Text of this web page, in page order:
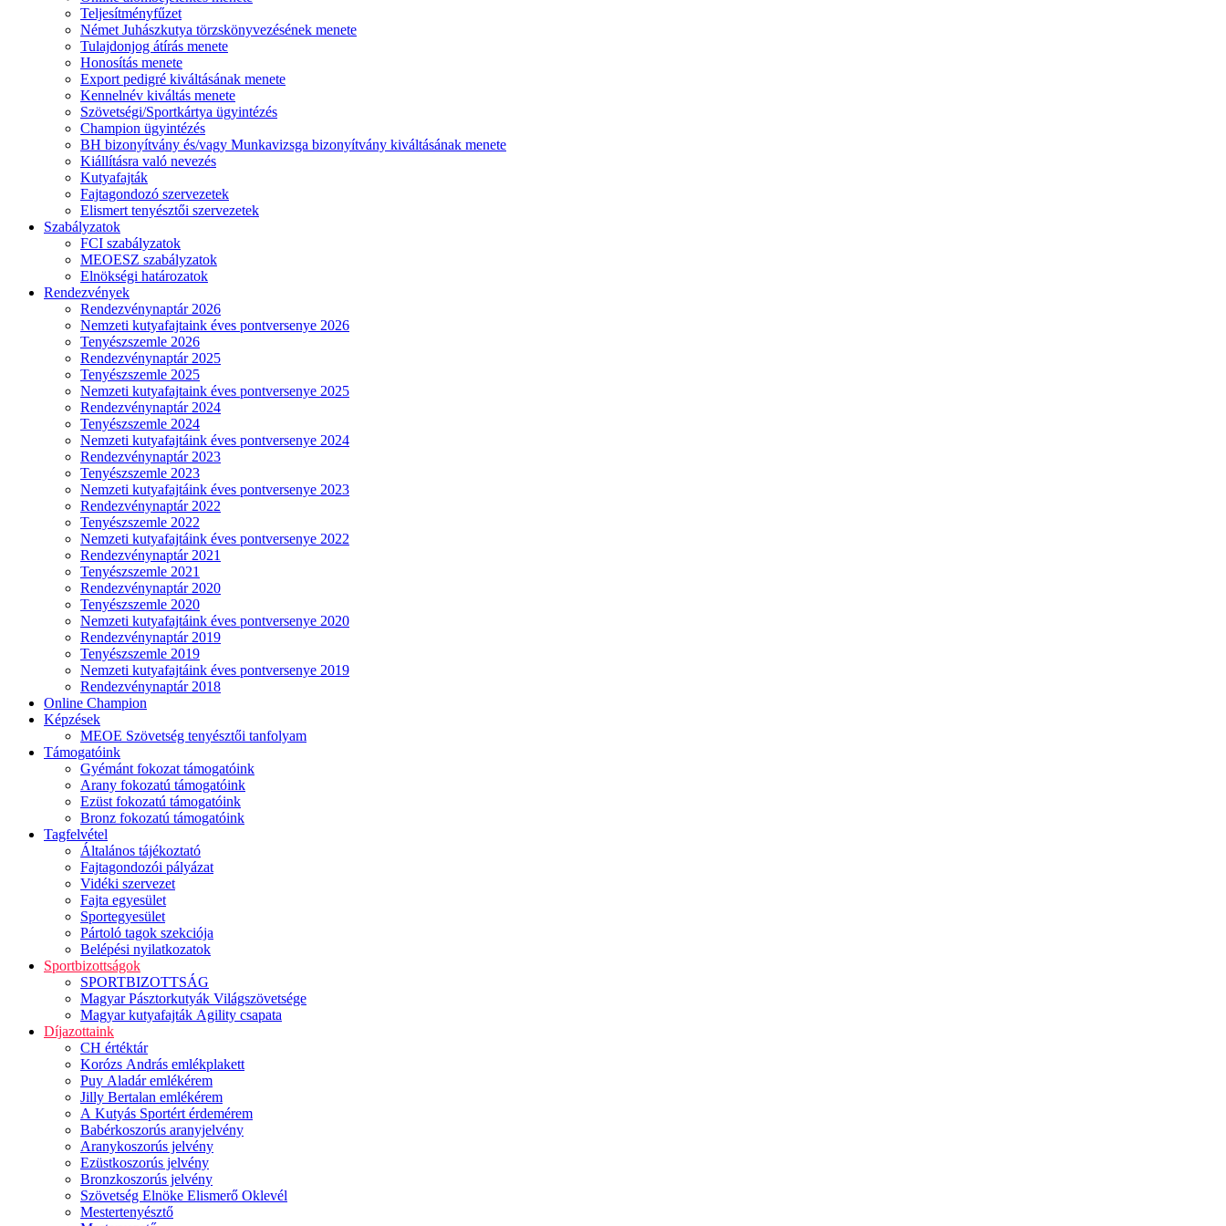
Teljesítményfűzet
Német Juhászkutya törzskönyvezésének menete
Tulajdonjog átírás menete
Honosítás menete
Export pedigré kiváltásának menete
Kennelnév kiváltás menete
Szövetségi/Sportkártya ügyintézés
Champion ügyintézés
BH bizonyítvány és/vagy Munkavizsga bizonyítvány kiváltásának menete
Kiállításra való nevezés
Kutyafajták
Fajtagondozó szervezetek
Elismert tenyésztői szervezetek
Szabályzatok
FCI szabályzatok
MEOESZ szabályzatok
Elnökségi határozatok
Rendezvények
Rendezvénynaptár 2026
Nemzeti kutyafajtaink éves pontversenye 2026
Tenyészszemle 2026
Rendezvénynaptár 2025
Tenyészszemle 2025
Nemzeti kutyafajtaink éves pontversenye 2025
Rendezvénynaptár 2024
Tenyészszemle 2024
Nemzeti kutyafajtáink éves pontversenye 2024
Rendezvénynaptár 2023
Tenyészszemle 2023
Nemzeti kutyafajtáink éves pontversenye 2023
Rendezvénynaptár 2022
Tenyészszemle 2022
Nemzeti kutyafajtáink éves pontversenye 2022
Rendezvénynaptár 2021
Tenyészszemle 2021
Rendezvénynaptár 2020
Tenyészszemle 2020
Nemzeti kutyafajtáink éves pontversenye 2020
Rendezvénynaptár 2019
Tenyészszemle 2019
Nemzeti kutyafajtáink éves pontversenye 2019
Rendezvénynaptár 2018
Online Champion
Képzések
MEOE Szövetség tenyésztői tanfolyam
Támogatóink
Gyémánt fokozat támogatóink
Arany fokozatú támogatóink
Ezüst fokozatú támogatóink
Bronz fokozatú támogatóink
Tagfelvétel
Általános tájékoztató
Fajtagondozói pályázat
Vidéki szervezet
Fajta egyesület
Sportegyesület
Pártoló tagok szekciója
Belépési nyilatkozatok
Sportbizottságok
SPORTBIZOTTSÁG
Magyar Pásztorkutyák Világszövetsége
Magyar kutyafajták Agility csapata
Díjazottaink
CH értéktár
Korózs András emlékplakett
Puy Aladár emlékérem
Jilly Bertalan emlékérem
A Kutyás Sportért érdemérem
Babérkoszorús aranyjelvény
Aranykoszorús jelvény
Ezüstkoszorús jelvény
Bronzkoszorús jelvény
Szövetség Elnöke Elismerő Oklevél
Mestertenyésztő